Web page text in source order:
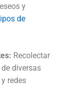
y
de
Recolectar
diversas
redes